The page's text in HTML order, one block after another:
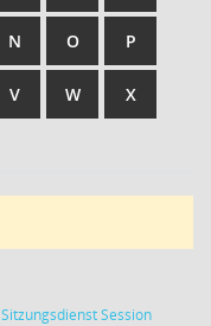
N O P
V W X
SitzungsdienstSession(Wird in